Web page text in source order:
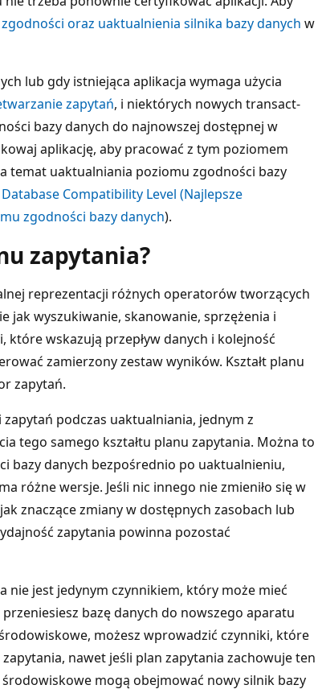
oraz uaktualnienia silnika bazy danych w
lub gdy istniejąca aplikacja wymaga użycia
zapytań, i niektórych nowych transact-
bazy danych do najnowszej dostępnej w
aplikację, aby pracować z tym poziomem
temat uaktualniania poziomu zgodności bazy
Compatibility Level (Najlepsze
zgodności bazy danych).
zapytania?
reprezentacji różnych operatorów tworzących
jak wyszukiwanie, skanowanie, sprzężenia i
które wskazują przepływ danych i kolejność
zamierzony zestaw wyników. Kształt planu
zapytań.
podczas uaktualniania, jednym z
tego samego kształtu planu zapytania. Można to
bazy danych bezpośrednio po uaktualnieniu,
różne wersje. Jeśli nic innego nie zmieniło się w
znaczące zmiany w dostępnych zasobach lub
zapytania powinna pozostać
nie jest jedynym czynnikiem, który może mieć
bazę danych do nowszego aparatu
możesz wprowadzić czynniki, które
nawet jeśli plan zapytania zachowuje ten
mogą obejmować nowy silnik bazy